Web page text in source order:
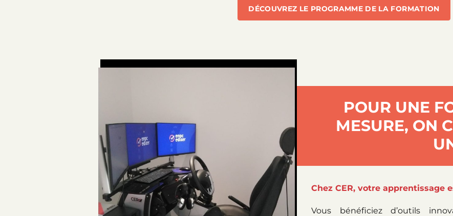
DÉCOUVREZ LE PROGRAMME DE LA FORMATION
POUR UNE
MESURE, ON
Chez CER, votre apprentissage
Vous bénéficiez d’outils